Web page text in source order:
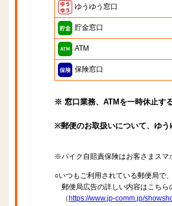
ゆうゆう窓口
貯金窓口
ATM
保険窓口
※ 窓口業務、ATMを一時休止す
※郵便のお取扱いについて、ゆ
※バイク自賠責保険はお客さまスマ
○いつもご利用されている郵便局で
郵便局広告の詳しい内容はこちら
（ https://www.jp-comm.jp/